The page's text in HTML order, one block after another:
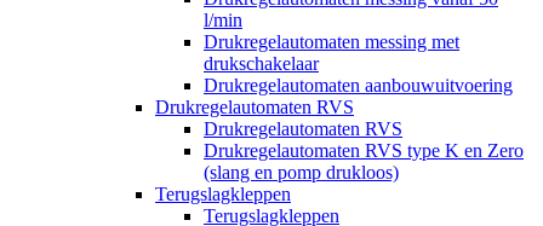
l/min
Drukregelautomaten messing met
drukschakelaar
Drukregelautomaten aanbouwuitvoering
Drukregelautomaten RVS
Drukregelautomaten RVS
Drukregelautomaten RVS type K en Zero
(slang en pomp drukloos)
Terugslagkleppen
Terugslagkleppen